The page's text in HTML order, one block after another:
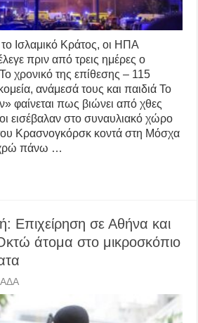
Ισλαμικό Κράτος, οι ΗΠΑ
πριν από τρεις ημέρες ο
χρονικό της επίθεσης – 115
ανάμεσά τους και παιδιά Το
φαίνεται πως βιώνει από χθες
εισέβαλαν στο συναυλιακό χώρο
Κρασνογκόρσκ κοντά στη Μόσχα
πάνω …
Επιχείρηση σε Αθήνα και
άτομα στο μικροσκόπιο